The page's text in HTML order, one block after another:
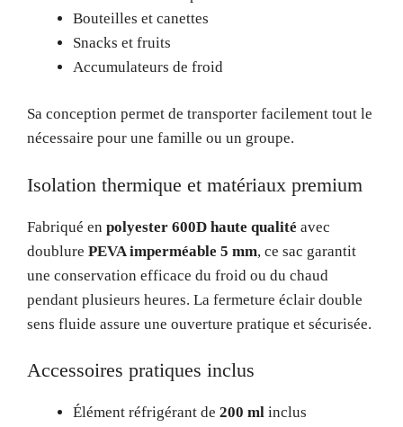
Bouteilles et canettes
Snacks et fruits
Accumulateurs de froid
Sa conception permet de transporter facilement tout le
nécessaire pour une famille ou un groupe.
Isolation thermique et matériaux premium
Fabriqué en polyester 600D haute qualité avec
doublure PEVA imperméable 5 mm, ce sac garantit
une conservation efficace du froid ou du chaud
pendant plusieurs heures. La fermeture éclair double
sens fluide assure une ouverture pratique et sécurisée.
Accessoires pratiques inclus
Élément réfrigérant de 200 ml inclus